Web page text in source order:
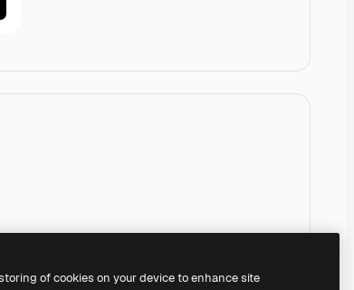
of cookies on your device to enhance site